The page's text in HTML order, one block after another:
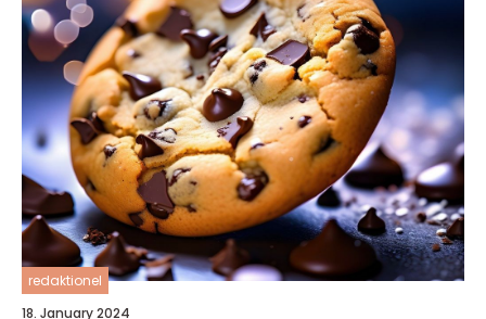
redaktionel
18. January 2024